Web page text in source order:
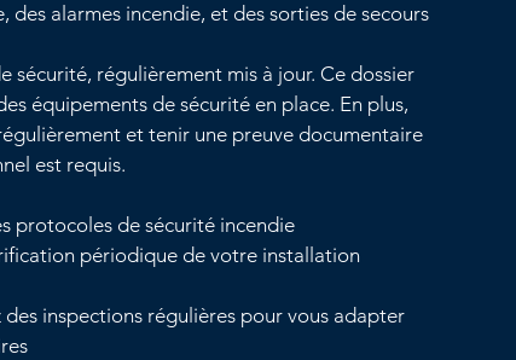
alarmes incendie, et des sorties de secours
sécurité, régulièrement mis à jour. Ce dossier
équipements de sécurité en place. En plus,
et tenir une preuve documentaire
est requis.
protocoles de sécurité incendie
périodique de votre installation
inspections régulières pour vous adapter